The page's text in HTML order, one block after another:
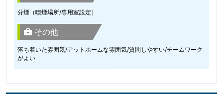
分煙（喫煙場所/専用室設定）
その他
落ち着いた雰囲気/アットホームな雰囲気/質問しやすい/チームワーク
がよい